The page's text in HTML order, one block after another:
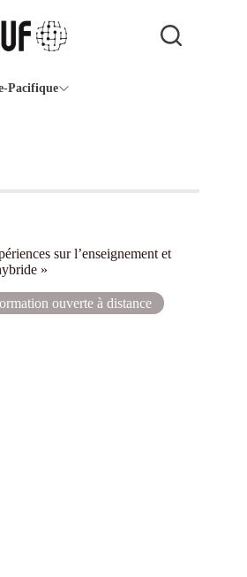
Pacifique
sur l’enseignement et
»
ouverte à distance